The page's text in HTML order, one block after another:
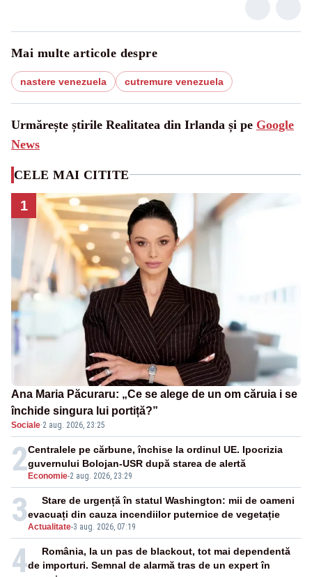
Mai multe articole despre
nastere venezuela cutremure venezuela
Urmărește știrile Realitatea din Irlanda și pe Google
News
CELE MAI CITITE
1
Ana Maria Păcuraru: „Ce se alege de un om căruia i se
închide singura lui portiță?”
Sociale·2 aug. 2026, 23:25
2 Economie-2 aug. 2026, 23:29
Centralele pe cărbune, închise la ordinul UE. Ipocrizia
guvernului Bolojan-USR după starea de alertă
3Actualitate-3 aug. 2026, 07:19
Stare de urgență în statul Washington: mii de oameni
evacuați din cauza incendiilor puternice de vegetație
4
România, la un pas de blackout, tot mai dependentă
de importuri. Semnal de alarmă tras de un expert în